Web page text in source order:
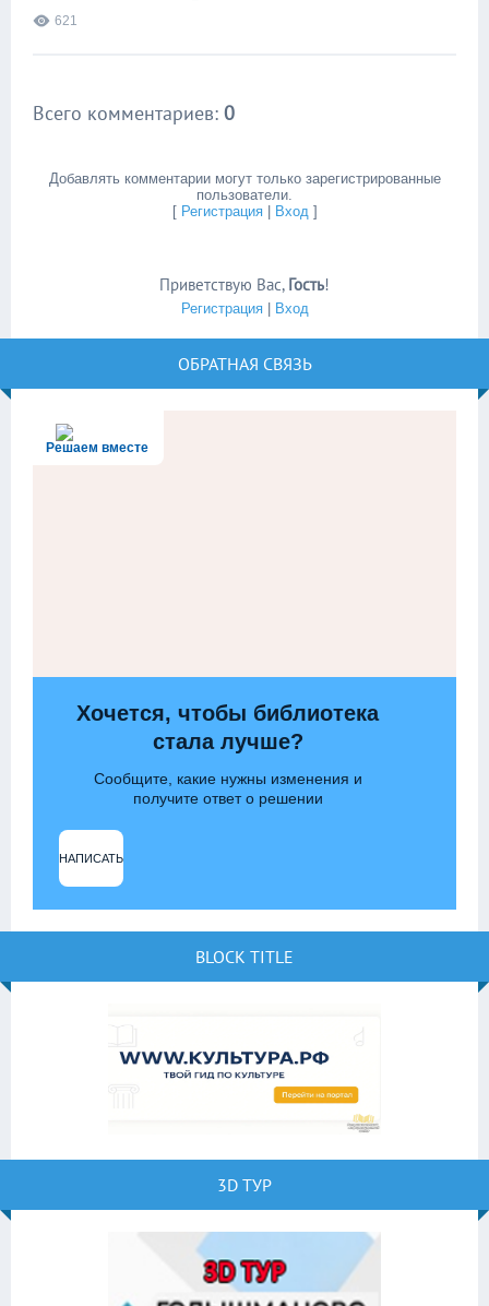
621
Всего комментариев: 0
Добавлять комментарии могут только зарегистрированные
пользователи.
[ Регистрация| Вход]
Приветствую Вас, Гость!
Регистрация| Вход
ОБРАТНАЯ СВЯЗЬ
Решаем вместе
Хочется, чтобы библиотека
стала лучше?
Сообщите, какие нужны изменения и
получите ответ о решении
НАПИСАТЬ
BLOCK TITLE
3D ТУР